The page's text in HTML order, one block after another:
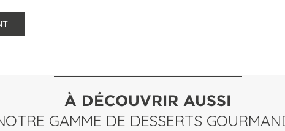
À DÉCOUVRIR AUSSI
GAMME DE DESSERTS